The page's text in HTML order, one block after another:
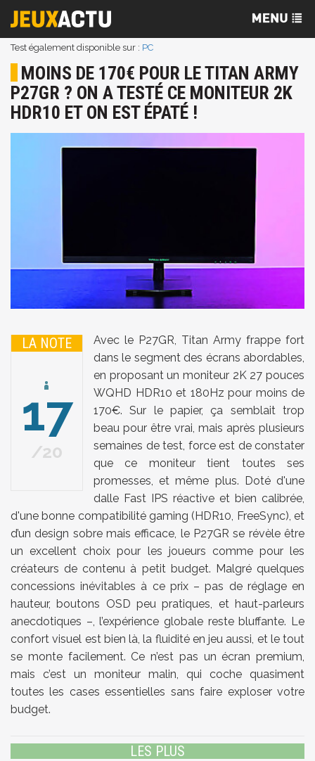
Test également disponible sur : PC
MOINS DE 170€ POUR LE TITAN ARMY
P27GR ? ON A TESTÉ CE MONITEUR 2K
HDR10 ET ON EST ÉPATÉ !
LA NOTE
17
20
Avec le P27GR, Titan Army frappe fort
dans le segment des écrans abordables,
en proposant un moniteur 2K 27 pouces
WQHD HDR10 et 180Hz pour moins de
170€. Sur le papier, ça semblait trop
beau pour être vrai, mais après plusieurs
semaines de test, force est de constater
que ce moniteur tient toutes ses
promesses, et même plus. Doté d'une
dalle Fast IPS réactive et bien calibrée,
d'une bonne compatibilité gaming (HDR10, FreeSync), et
d’un design sobre mais efficace, le P27GR se révèle être
un excellent choix pour les joueurs comme pour les
créateurs de contenu à petit budget. Malgré quelques
concessions inévitables à ce prix – pas de réglage en
hauteur, boutons OSD peu pratiques, et haut-parleurs
anecdotiques –, l’expérience globale reste bluffante. Le
confort visuel est bien là, la fluidité en jeu aussi, et le tout
se monte facilement. Ce n’est pas un écran premium,
mais c’est un moniteur malin, qui coche quasiment
toutes les cases essentielles sans faire exploser votre
budget.
LES PLUS